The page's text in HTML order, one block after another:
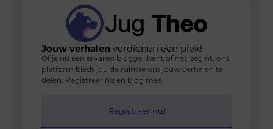
Jouw verhalenverdienen een plek!
Of je nu een ervaren blogger bent of net begint, ons
platform biedt jou de ruimte om jouw verhalen te
delen. Registreer nu en blog mee.
Registreer nu!